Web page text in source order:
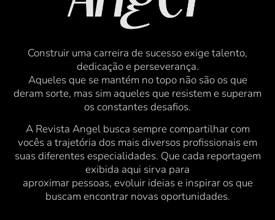
Construir uma carreira de sucesso exige talento,
dedicação e perseverança.
Aqueles que se mantém no topo não são os que
deram sorte, mas sim aqueles que resistem e superam
os constantes desafios.
A Revista Angel busca sempre compartilhar com
vocês a trajetória dos mais diversos profissionais em
suas diferentes especialidades. Que cada reportagem
exibida aqui sirva para
aproximar pessoas, evoluir ideias e inspirar os que
buscam encontrar novas oportunidades.